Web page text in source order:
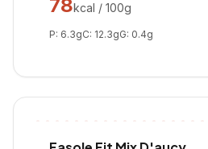
78kcal / 100g
P: 6.3gC: 12.3gG: 0.4g